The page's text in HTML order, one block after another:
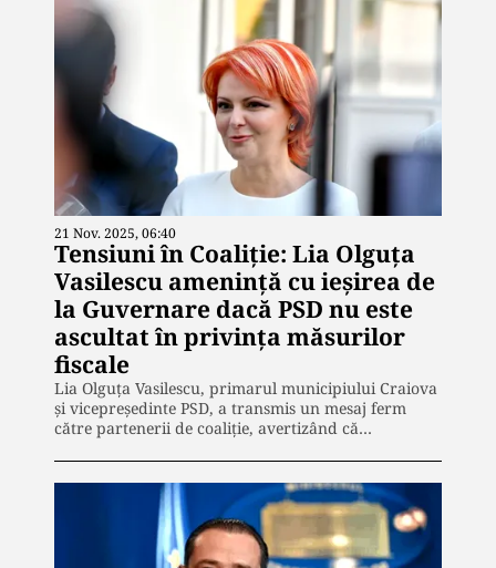
21 Nov. 2025, 06:40
Tensiuni în Coaliție: Lia Olguța
Vasilescu amenință cu ieșirea de
la Guvernare dacă PSD nu este
ascultat în privința măsurilor
fiscale
Lia Olguța Vasilescu, primarul municipiului Craiova
și vicepreședinte PSD, a transmis un mesaj ferm
către partenerii de coaliție, avertizând că…